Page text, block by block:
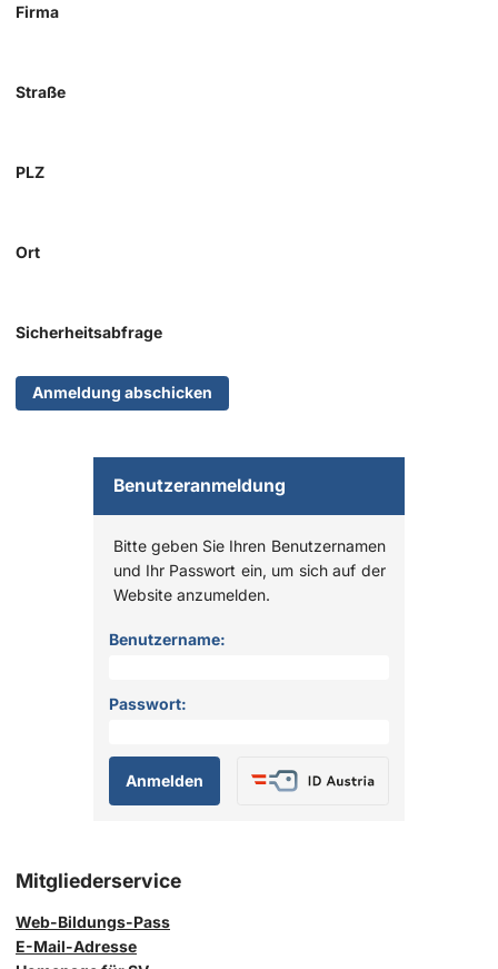
Firma
Straße
PLZ
Ort
Sicherheitsabfrage
Benutzeranmeldung
Bitte geben Sie Ihren Benutzernamen
und Ihr Passwort ein, um sich auf der
Website anzumelden.
Anmelden
Benutzername:
Passwort:
Mitgliederservice
Web-Bildungs-Pass
E-Mail-Adresse